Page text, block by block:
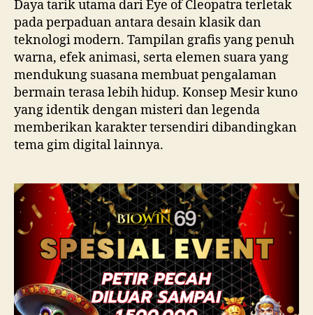
Daya tarik utama dari Eye of Cleopatra terletak
pada perpaduan antara desain klasik dan
teknologi modern. Tampilan grafis yang penuh
warna, efek animasi, serta elemen suara yang
mendukung suasana membuat pengalaman
bermain terasa lebih hidup. Konsep Mesir kuno
yang identik dengan misteri dan legenda
memberikan karakter tersendiri dibandingkan
tema gim digital lainnya.